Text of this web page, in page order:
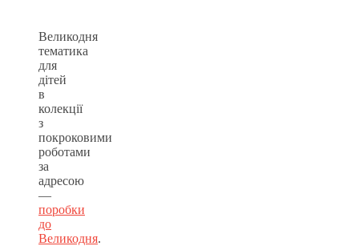
Великодня
тематика
для
дітей
в
колекції
з
покроковими
роботами
за
адресою
—
поробки
до
Великодня.